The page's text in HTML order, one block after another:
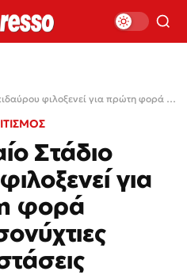
Το Αρχαίο Στάδιο Επιδαύρου φιλοξενεί για πρώτη φορά μεταμεσονύχτιες παραστάσεις
Στάδιο
για
φορά